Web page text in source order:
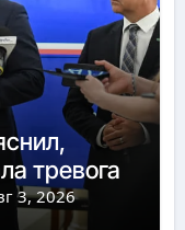
тревога
3, 2026